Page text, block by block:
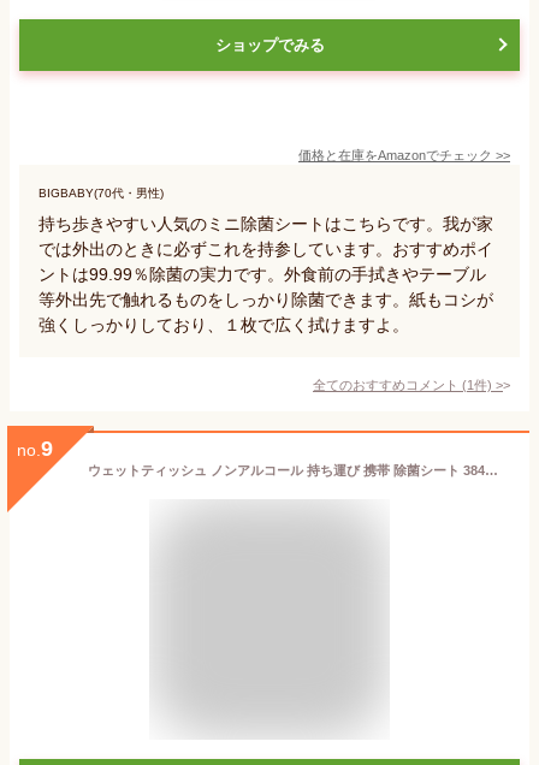
ショップでみる
価格と在庫をAmazonでチェック >>
BIGBABY(70代・男性)
持ち歩きやすい人気のミニ除菌シートはこちらです。我が家
では外出のときに必ずこれを持参しています。おすすめポイ
ントは99.99％除菌の実力です。外食前の手拭きやテーブル
等外出先で触れるものをしっかり除菌できます。紙もコシが
強くしっかりしており、１枚で広く拭けますよ。
全てのおすすめコメント (1件) >
no. 9
ウェットティッシュ ノンアルコール 持ち運び 携帯 除菌シート 384枚 大容量 ミニ 流せる キャラクター おぱんちゅうさぎ お出かけ ウェットシート 掃除 おしりふき ウエットティッシュ アイリスオーヤマ OMW-6PN *